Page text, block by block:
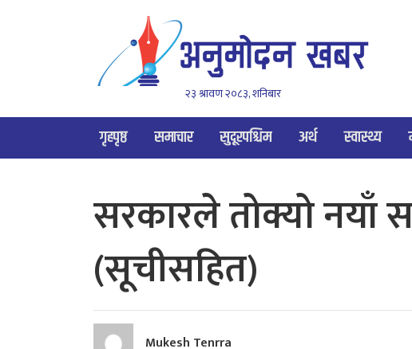
२३ श्रावण २०८३, शनिबार
गृहपृष्ठ समाचार सुदूरपश्चिम अर्थ स्वास्थ्य
सरकारले तोक्यो नयाँ
(सूचीसहित)
Mukesh Tenrra